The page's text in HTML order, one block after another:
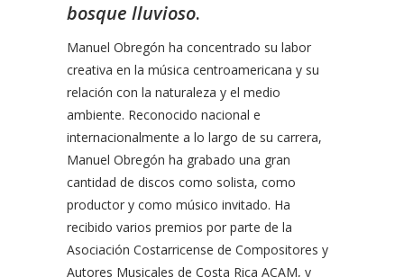
bosque lluvioso.
Manuel Obregón ha concentrado su labor
creativa en la música centroamericana y su
relación con la naturaleza y el medio
ambiente. Reconocido nacional e
internacionalmente a lo largo de su carrera,
Manuel Obregón ha grabado una gran
cantidad de discos como solista, como
productor y como músico invitado. Ha
recibido varios premios por parte de la
Asociación Costarricense de Compositores y
Autores Musicales de Costa Rica ACAM, y